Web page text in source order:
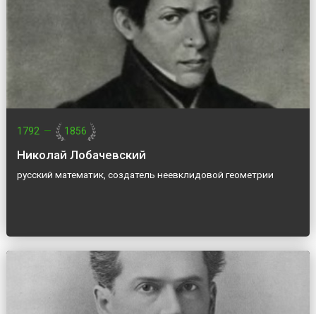
1792 — 1856
Николай Лобачевский
русский математик, создатель неевклидовой геометрии